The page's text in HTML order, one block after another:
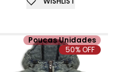
Poucas Unidades
50% OFF